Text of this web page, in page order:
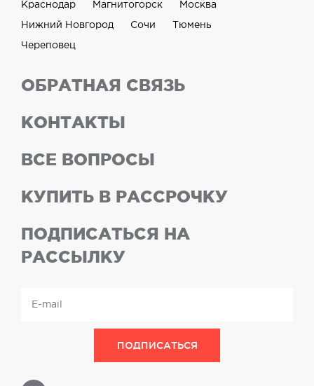
Краснодар Магнитогорск Москва
Нижний Новгород Сочи Тюмень
Череповец
ОБРАТНАЯ СВЯЗЬ
КОНТАКТЫ
ВСЕ ВОПРОСЫ
КУПИТЬ В РАССРОЧКУ
ПОДПИСАТЬСЯ НА
РАССЫЛКУ